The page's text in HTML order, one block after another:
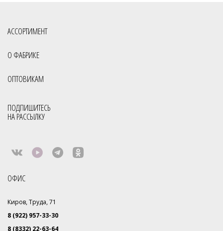
АССОРТИМЕНТ
О ФАБРИКЕ
ОПТОВИКАМ
ПОДПИШИТЕСЬ
НА РАССЫЛКУ
ОФИС
Киров, Труда, 71
8 (922) 957-33-30
8 (8332) 22-63-64